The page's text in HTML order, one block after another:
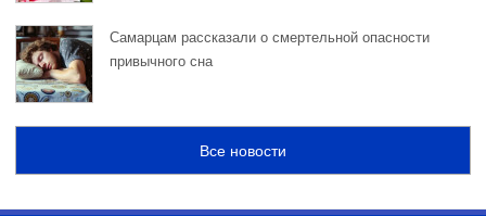
Самарцам рассказали о смертельной опасности
привычного сна
Все новости